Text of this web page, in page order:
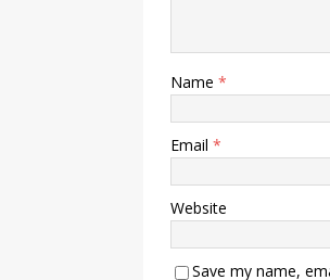
Name *
Email *
Website
Save my name,